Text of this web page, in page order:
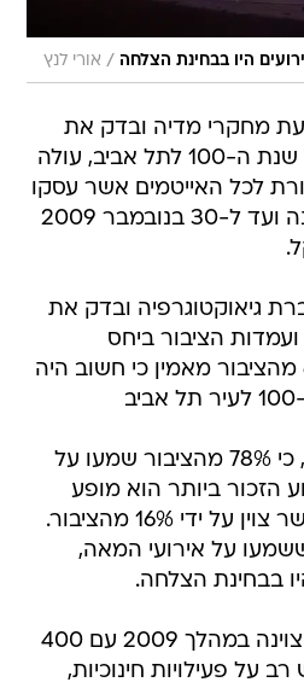
/ אורי לנץ
מחקרי מדיה ובדק את
הסיקור התקשורתי של שנת ה-100 לתל אביב, עולה
לכל האייטמים אשר עסקו
באירועים מתחילת השנה ועד ל-30 בנובמבר 2009
גיאוקטוגרפיה ובדק את
הציבור ביחס
לאירועים, עולה כי 69% מהציבור מאמין כי חשוב היה
עוד עולה מאותו הסקר, כי 78% מהציבור שמעו על
וכי האירוע הזכור ביותר הוא מופע
הפתיחה בכיכר רבין, אשר צוין על ידי 16% מהציבור.
מי ששמעו על אירועי המאה,
בבחינת הצלחה.
שנת ה-100 לתל אביב צוינה במהלך 2009 עם 400
על פעילויות חינוכיות,